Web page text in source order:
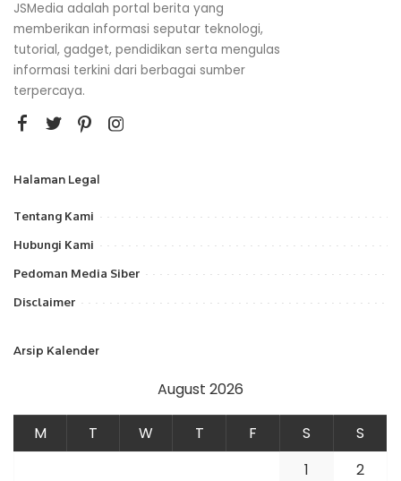
JSMedia adalah portal berita yang
memberikan informasi seputar teknologi,
tutorial, gadget, pendidikan serta mengulas
informasi terkini dari berbagai sumber
terpercaya.
Halaman Legal
Tentang Kami
Hubungi Kami
Pedoman Media Siber
Disclaimer
Arsip Kalender
August 2026
M T W T F S
S
1
2